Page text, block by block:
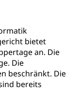
bietet
an. Die
Die
beschränkt. Die
bereits
Luzern)